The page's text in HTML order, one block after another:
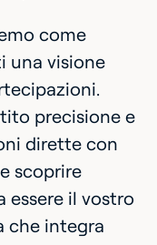
come
una visione
precisione e
dirette con
scoprire
il vostro
che integra